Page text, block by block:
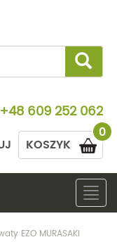
+48 609 252 062
0
KOSZYK
EZO MURASAKI